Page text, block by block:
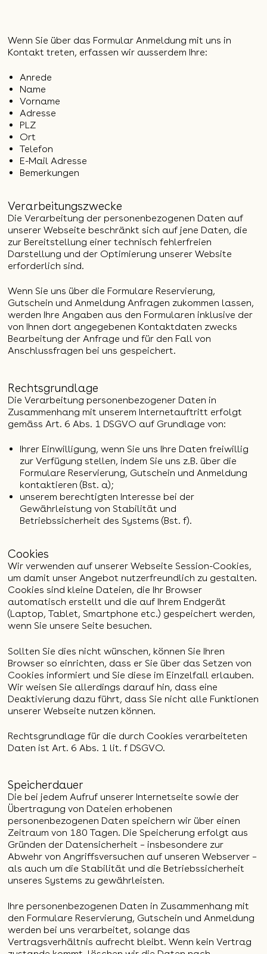
Wenn Sie über das Formular Anmeldung mit uns in
Kontakt treten, erfassen wir ausserdem Ihre:
Anrede
Name
Vorname
Adresse
PLZ
Ort
Telefon
E-Mail Adresse
Bemerkungen
Verarbeitungszwecke
Die Verarbeitung der personenbezogenen Daten auf
unserer Webseite beschränkt sich auf jene Daten, die
zur Bereitstellung einer technisch fehlerfreien
Darstellung und der Optimierung unserer Website
erforderlich sind.
Wenn Sie uns über die Formulare Reservierung,
Gutschein und Anmeldung Anfragen zukommen lassen,
werden Ihre Angaben aus den Formularen inklusive der
von Ihnen dort angegebenen Kontaktdaten zwecks
Bearbeitung der Anfrage und für den Fall von
Anschlussfragen bei uns gespeichert.
Rechtsgrundlage
Die Verarbeitung personenbezogener Daten in
Zusammenhang mit unserem Internetauftritt erfolgt
gemäss Art. 6 Abs. 1 DSGVO auf Grundlage von:
Ihrer Einwilligung, wenn Sie uns Ihre Daten freiwillig
zur Verfügung stellen, indem Sie uns z.B. über die
Formulare Reservierung, Gutschein und Anmeldung
kontaktieren (Bst. a);
unserem berechtigten Interesse bei der
Gewährleistung von Stabilität und
Betriebssicherheit des Systems (Bst. f).
Cookies
Wir verwenden auf unserer Webseite Session-Cookies,
um damit unser Angebot nutzerfreundlich zu gestalten.
Cookies sind kleine Dateien, die Ihr Browser
automatisch erstellt und die auf Ihrem Endgerät
(Laptop, Tablet, Smartphone etc.) gespeichert werden,
wenn Sie unsere Seite besuchen.
Sollten Sie dies nicht wünschen, können Sie Ihren
Browser so einrichten, dass er Sie über das Setzen von
Cookies informiert und Sie diese im Einzelfall erlauben.
Wir weisen Sie allerdings darauf hin, dass eine
Deaktivierung dazu führt, dass Sie nicht alle Funktionen
unserer Webseite nutzen können.
Rechtsgrundlage für die durch Cookies verarbeiteten
Daten ist Art. 6 Abs. 1 lit. f DSGVO.
Speicherdauer
Die bei jedem Aufruf unserer Internetseite sowie der
Übertragung von Dateien erhobenen
personenbezogenen Daten speichern wir über einen
Zeitraum von 180 Tagen. Die Speicherung erfolgt aus
Gründen der Datensicherheit – insbesondere zur
Abwehr von Angriffsversuchen auf unseren Webserver –
als auch um die Stabilität und die Betriebssicherheit
unseres Systems zu gewährleisten.
Ihre personenbezogenen Daten in Zusammenhang mit
den Formulare Reservierung, Gutschein und Anmeldung
werden bei uns verarbeitet, solange das
Vertragsverhältnis aufrecht bleibt. Wenn kein Vertrag